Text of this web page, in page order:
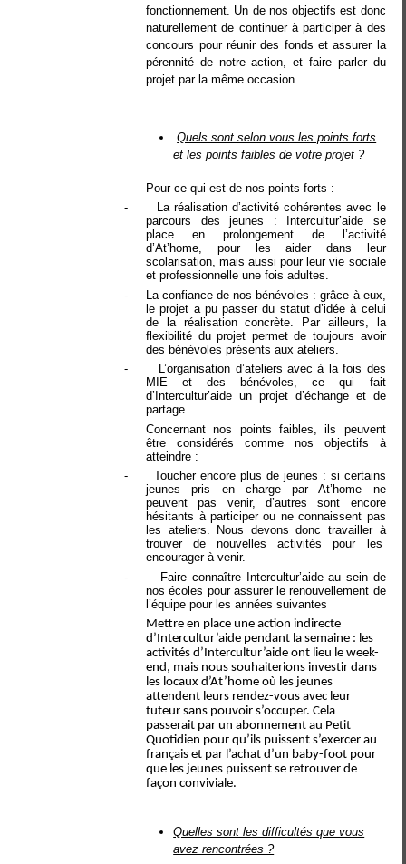
fonctionnement. Un de nos objectifs est donc
naturellement de continuer à participer à des
concours pour réunir des fonds et assurer la
pérennité de notre action, et faire parler du
projet par la même occasion.
Quels sont selon vous les points forts
et les points faibles de votre projet ?
Pour ce qui est de nos points forts :
-
La réalisation d’activité cohérentes avec le
parcours des jeunes : Intercultur’aide se
place en prolongement de l’activité
d’At’home, pour les aider dans leur
scolarisation, mais aussi pour leur vie sociale
et professionnelle une fois adultes.
-
La confiance de nos bénévoles : grâce à eux,
le projet a pu passer du statut d’idée à celui
de la réalisation concrète. Par ailleurs, la
flexibilité du projet permet de toujours avoir
des bénévoles présents aux ateliers.
-
L’organisation d’ateliers avec à la fois des
MIE et des bénévoles, ce qui fait
d’Intercultur’aide un projet d’échange et de
partage.
Concernant nos points faibles, ils peuvent
être considérés comme nos objectifs à
atteindre :
-
Toucher encore plus de jeunes : si certains
jeunes pris en charge par At’home ne
peuvent pas venir, d’autres sont encore
hésitants à participer ou ne connaissent pas
les ateliers. Nous devons donc travailler à
trouver de nouvelles activités pour les
encourager à venir.
-
Faire connaître Intercultur’aide au sein de
nos écoles pour assurer le renouvellement de
l’équipe pour les années suivantes
Mettre en place une action indirecte
d’Intercultur’aide pendant la semaine : les
activités d’Intercultur’aide ont lieu le week-
end, mais nous souhaiterions investir dans
les locaux d’At’home où les jeunes
attendent leurs rendez-vous avec leur
tuteur sans pouvoir s’occuper. Cela
passerait par un abonnement au Petit
Quotidien pour qu’ils puissent s’exercer au
français et par l’achat d’un baby-foot pour
que les jeunes puissent se retrouver de
façon conviviale.
Quelles sont les difficultés que vous
avez rencontrées ?